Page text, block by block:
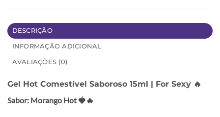
DESCRIÇÃO
INFORMAÇÃO ADICIONAL
AVALIAÇÕES (0)
Gel Hot Comestível Saboroso 15ml | For Sexy 🔥
Sabor: Morango Hot 🍓🔥